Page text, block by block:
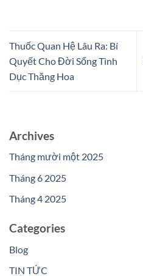
Thuốc Quan Hệ Lâu Ra: Bí
Quyết Cho Đời Sống Tình
Dục Thăng Hoa
Archives
Tháng mười một 2025
Tháng 6 2025
Tháng 4 2025
Categories
Blog
TIN TỨC